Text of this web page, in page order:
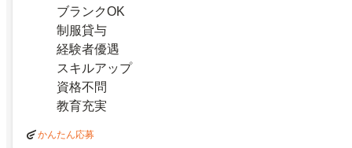
ブランクOK
制服貸与
経験者優遇
スキルアップ
資格不問
教育充実
かんたん応募